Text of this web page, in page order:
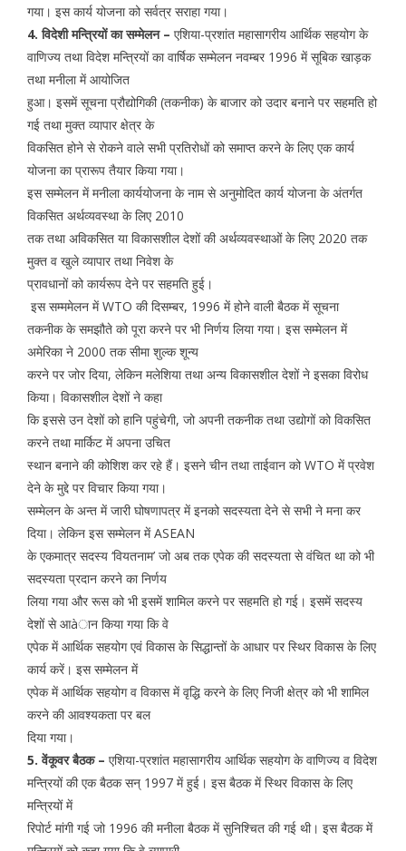
गया। इस कार्य योजना को सर्वत्र सराहा गया।
4. विदेशी मन्त्रियों का सम्मेलन – एशिया-प्रशांत महासागरीय आर्थिक सहयोग के
वाणिज्य तथा विदेश मन्त्रियों का वार्षिक सम्मेलन नवम्बर 1996 में सूबिक खाड़क
तथा मनीला में आयोजित
हुआ। इसमें सूचना प्रौद्योगिकी (तकनीक) के बाजार को उदार बनाने पर सहमति हो
गई तथा मुक्त व्यापार क्षेत्र के
विकसित होने से रोकने वाले सभी प्रतिरोधों को समाप्त करने के लिए एक कार्य
योजना का प्रारूप तैयार किया गया।
इस सम्मेलन में मनीला कार्ययोजना के नाम से अनुमोदित कार्य योजना के अंतर्गत
विकसित अर्थव्यवस्था के लिए 2010
तक तथा अविकसित या विकासशील देशों की अर्थव्यवस्थाओं के लिए 2020 तक
मुक्त व खुले व्यापार तथा निवेश के
प्रावधानों को कार्यरूप देने पर सहमति हुई।
इस सम्ममेलन में WTO की दिसम्बर, 1996 में होने वाली बैठक में सूचना
तकनीक के समझौते को पूरा करने पर भी निर्णय लिया गया। इस सम्मेलन में
अमेरिका ने 2000 तक सीमा शुल्क शून्य
करने पर जोर दिया, लेकिन मलेशिया तथा अन्य विकासशील देशों ने इसका विरोध
किया। विकासशील देशों ने कहा
कि इससे उन देशों को हानि पहुंचेगी, जो अपनी तकनीक तथा उद्योगों को विकसित
करने तथा मार्किट में अपना उचित
स्थान बनाने की कोशिश कर रहे हैं। इसने चीन तथा ताईवान को WTO में प्रवेश
देने के मुद्दे पर विचार किया गया।
सम्मेलन के अन्त में जारी घोषणापत्र में इनको सदस्यता देने से सभी ने मना कर
दिया। लेकिन इस सम्मेलन में ASEAN
के एकमात्र सदस्य ‘वियतनाम’ जो अब तक एपेक की सदस्यता से वंचित था को भी
सदस्यता प्रदान करने का निर्णय
लिया गया और रूस को भी इसमें शामिल करने पर सहमति हो गई। इसमें सदस्य
देशों से आàान किया गया कि वे
एपेक में आर्थिक सहयोग एवं विकास के सिद्धान्तों के आधार पर स्थिर विकास के लिए
कार्य करें। इस सम्मेलन में
एपेक में आर्थिक सहयोग व विकास में वृद्धि करने के लिए निजी क्षेत्र को भी शामिल
करने की आवश्यकता पर बल
दिया गया।
5. वेंकूवर बैठक – एशिया-प्रशांत महासागरीय आर्थिक सहयोग के वाणिज्य व विदेश
मन्त्रियों की एक बैठक सन् 1997 में हुई। इस बैठक में स्थिर विकास के लिए
मन्त्रियों में
रिपोर्ट मांगी गई जो 1996 की मनीला बैठक में सुनिश्चित की गई थी। इस बैठक में